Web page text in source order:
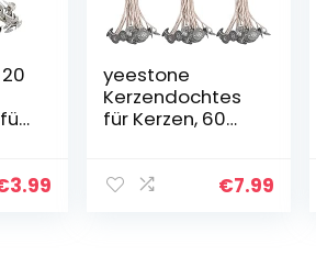
3.99
yeestone
Kerzendochtes
für Kerzen, 60
Rauchfrei
€7.99